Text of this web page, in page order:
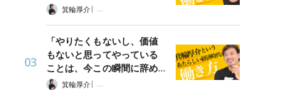
箕輪厚介 |
「あたらしい経済」時代の働き方
「やりたくもないし、価値
もないと思ってやっている
ことは、今この瞬間に辞め…
箕輪厚介 |
「あたらしい経済」時代の働き方